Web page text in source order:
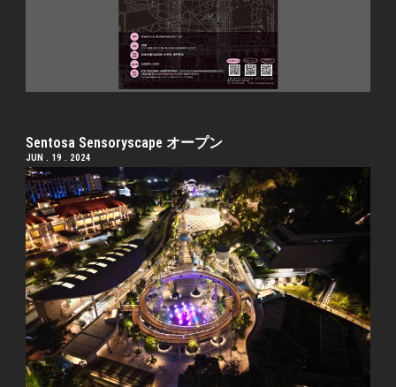
Sentosa Sensoryscape オープン
JUN . 19 . 2024